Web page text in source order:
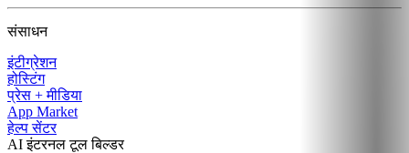
संसाधन
इंटीग्रेशन
होस्टिंग
प्रेस + मीडिया
App Market
हेल्प सेंटर
AI इंटरनल टूल बिल्डर